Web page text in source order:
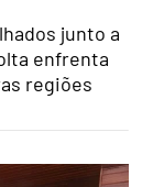
junto a
enfrenta
regiões